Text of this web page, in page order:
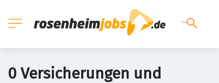
0 Versicherungen und